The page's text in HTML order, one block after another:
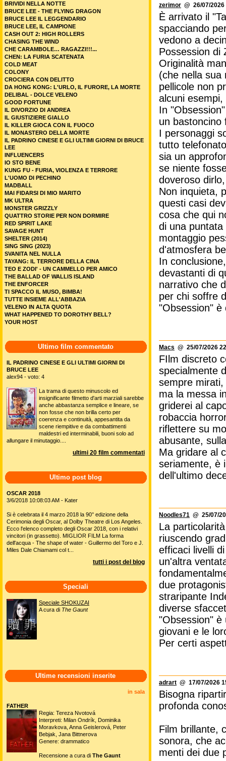
zerimor @ 26/07/
È arrivato il
spacciando
vedono a
Possession di
Originalità
(che nella sua
pellicole non
alcuni
In
un bastoncino
I personaggi
tutto
sia un
se niente
doveroso
Non inquieta,
questi casi
cosa che qui
di una
montaggio
d'atmosfera
In
devastanti di
narrativo che
per chi soffre
"Obsession" è
Macs @ 25/07/2026
FIlm discreto
specialmente
sempre
ma la messa
griderei al
robaccia
riflettere su
abusante,
Ma gridare al
seriamente, è
dell'ultimo
Noodles71 @ 25/07/
La
riuscendo
efficaci livelli
un'altra
due
straripante
diverse
"Obsession" è
giovani e le
Per certi
adrart @ 17/07/2026
Bisogna
profonda
Film brillante,
sonora, che
menti dei due
BRIVIDI NELLA NOTTE
BRUCE LEE - THE FLYING DRAGON
BRUCE LEE IL LEGGENDARIO
BRUCE LEE, IL CAMPIONE
CASH OUT 2: HIGH ROLLERS
CHASING THE WIND
CHE CARAMBOLE… RAGAZZI!!!...
CHEN: LA FURIA SCATENATA
COLD MEAT
COLONY
CROCIERA CON DELITTO
DA HONG KONG: L'URLO, IL FURORE, LA MORTE
DELIBAL - DOLCE VELENO
GOOD FORTUNE
IL DIVORZIO DI ANDREA
IL GIUSTIZIERE GIALLO
IL KILLER GIOCA CON IL FUOCO
IL MONASTERO DELLA MORTE
IL PADRINO CINESE E GLI ULTIMI GIORNI DI BRUCE
LEE
INFLUENCERS
IO STO BENE
KUNG FU - FURIA, VIOLENZA E TERRORE
L'UOMO DI PECHINO
MADBALL
MAI FIDARSI DI MIO MARITO
MK ULTRA
MONSTER GRIZZLY
QUATTRO STORIE PER NON DORMIRE
RED SPIRIT LAKE
SAVAGE HUNT
SHELTER (2014)
SING SING (2023)
SVANITA NEL NULLA
TAYANG: IL TERRORE DELLA CINA
TEO E ZODI' - UN CAMMELLO PER AMICO
THE BALLAD OF WALLIS ISLAND
THE ENFORCER
TI SPACCO IL MUSO, BIMBA!
TUTTE INSIEME ALL'ABBAZIA
VELENO IN ALTA QUOTA
WHAT HAPPENED TO DOROTHY BELL?
YOUR HOST
Ultimo film commentato
IL PADRINO CINESE E GLI ULTIMI GIORNI DI
BRUCE LEE
alex94 - voto: 4
La trama di questo minuscolo ed
insignificante filmetto d'arti marziali sarebbe
anche abbastanza semplice e lineare, se
non fosse che non brilla certo per
coerenza e continuità, appesantita da
scene riempitive e da combattimenti
maldestri ed interminabili, buoni solo ad
allungare il minutaggio....
ultimi 20 film commentati
Ultimo post blog
OSCAR 2018
3/6/2018 10:08:03 AM - Kater
Si è celebrata il 4 marzo 2018 la 90° edizione della
Cerimonia degli Oscar, al Dolby Theatre di Los Angeles.
Ecco l'elenco completo degli Oscar 2018, con i relativi
vincitori (in grassetto). MIGLIOR FILM La forma
dell'acqua - The shape of water - Guillermo del Toro e J.
Miles Dale Chiamami col t...
tutti i post del blog
Speciali
Speciale SHOKUZAI
A cura di The Gaunt
Ultime recensioni inserite
in sala
FATHER
Regia: Tereza Nvotová
Interpreti: Milan Ondrík, Dominika
Moravkova, Anna Geislerová, Peter
Bebjak, Jana Bittnerova
Genere: drammatico
Recensione a cura di The Gaunt